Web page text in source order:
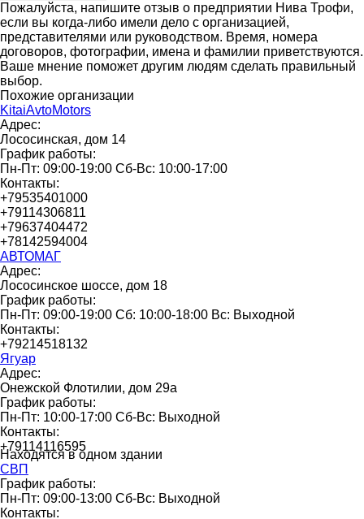
Пожалуйста, напишите отзыв о предприятии Нива Трофи,
если вы когда-либо имели дело с организацией,
представителями или руководством. Время, номера
договоров, фотографии, имена и фамилии приветствуются.
Ваше мнение поможет другим людям сделать правильный
выбор.
Похожие организации
KitaiAvtoMotors
Адрес:
Лососинская, дом 14
График работы:
Пн-Пт: 09:00-19:00 Сб-Вс: 10:00-17:00
Контакты:
+79535401000
+79114306811
+79637404472
+78142594004
АВТОМАГ
Адрес:
Лососинское шоссе, дом 18
График работы:
Пн-Пт: 09:00-19:00 Сб: 10:00-18:00 Вс: Выходной
Контакты:
+79214518132
Ягуар
Адрес:
Онежской Флотилии, дом 29а
График работы:
Пн-Пт: 10:00-17:00 Сб-Вс: Выходной
Контакты:
+79114116595
Находятся в одном здании
СВП
График работы:
Пн-Пт: 09:00-13:00 Сб-Вс: Выходной
Контакты: